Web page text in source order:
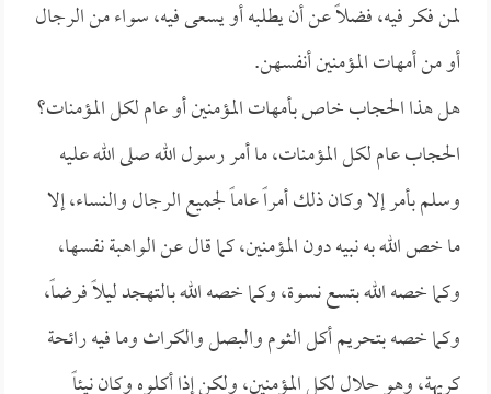
لمن فكر فيه، فضلاً عن أن يطلبه أو يسعى فيه، سواء من الرجال
أو من أمهات المؤمنين أنفسهن.
هل هذا الحجاب خاص بأمهات المؤمنين أو عام لكل المؤمنات؟
الحجاب عام لكل المؤمنات، ما أمر رسول الله صلى الله عليه
وسلم بأمر إلا وكان ذلك أمراً عاماً لجميع الرجال والنساء، إلا
ما خص الله به نبيه دون المؤمنين، كما قال عن الواهبة نفسها،
وكما خصه الله بتسع نسوة، وكما خصه الله بالتهجد ليلاً فرضاً،
وكما خصه بتحريم أكل الثوم والبصل والكراث وما فيه رائحة